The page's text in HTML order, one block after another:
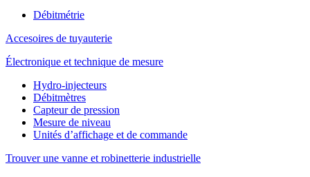
Débitmétrie
Accesoires de tuyauterie
Électronique et technique de mesure
Hydro-injecteurs
Débitmètres
Capteur de pression
Mesure de niveau
Unités d’affichage et de commande
Trouver une vanne et robinetterie industrielle